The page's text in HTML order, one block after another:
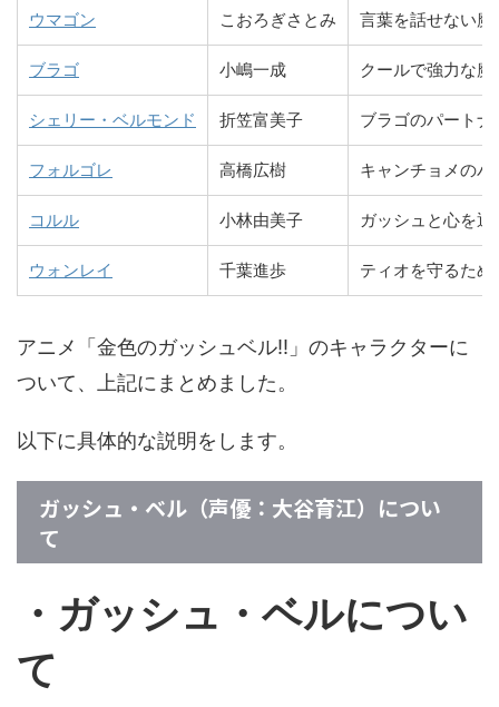
ウマゴン こおろぎさとみ 言葉を話せない
ブラゴ 小嶋一成 クールで強力な
シェリー・ベルモンド 折笠富美子 ブラゴのパート
フォルゴレ 高橋広樹 キャンチョメの
コルル 小林由美子 ガッシュと心を
ウォンレイ 千葉進歩 ティオを守るた
アニメ「金色のガッシュベル!!」のキャラクターに
ついて、上記にまとめました。
以下に具体的な説明をします。
ガッシュ・ベル（声優：大谷育江）につい
て
・ガッシュ・ベルについ
て